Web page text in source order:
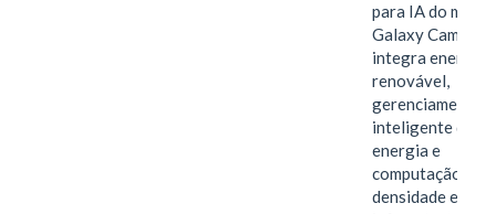
para IA do
Galaxy Campus
integra energia
renovável,
gerenciamento
inteligente de
energia e
computação de
densidade em